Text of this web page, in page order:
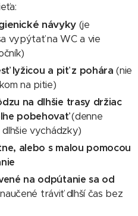
návyky (je
vypýtať na WC a vie
lyžicou a piť z pohára (nie
na pitie)
na dlhšie trasy držiac
pobehovať(denne
vychádzky)
alebo s malou pomocou
na odpútanie sa od
tráviť dlhší čas bez